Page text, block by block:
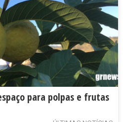
para polpas e frutas